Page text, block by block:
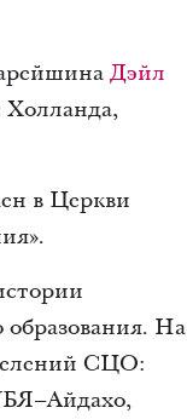
Дэйл
Холланда,
в Церкви
На
СЦО: